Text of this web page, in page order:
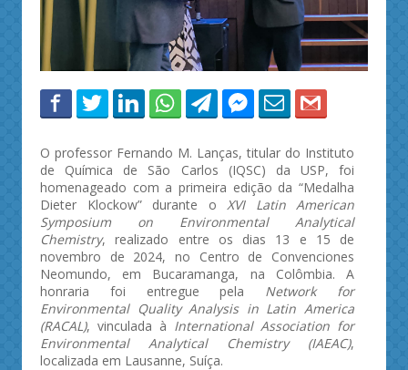
O professor Fernando M. Lanças, titular do Instituto
de Química de São Carlos (IQSC) da USP, foi
homenageado com a primeira edição da “Medalha
Dieter Klockow” durante o XVI Latin American
Symposium on Environmental Analytical
Chemistry, realizado entre os dias 13 e 15 de
novembro de 2024, no Centro de Convenciones
Neomundo, em Bucaramanga, na Colômbia. A
honraria foi entregue pela Network for
Environmental Quality Analysis in Latin America
(RACAL), vinculada à International Association for
Environmental Analytical Chemistry (IAEAC),
localizada em Lausanne, Suíça.